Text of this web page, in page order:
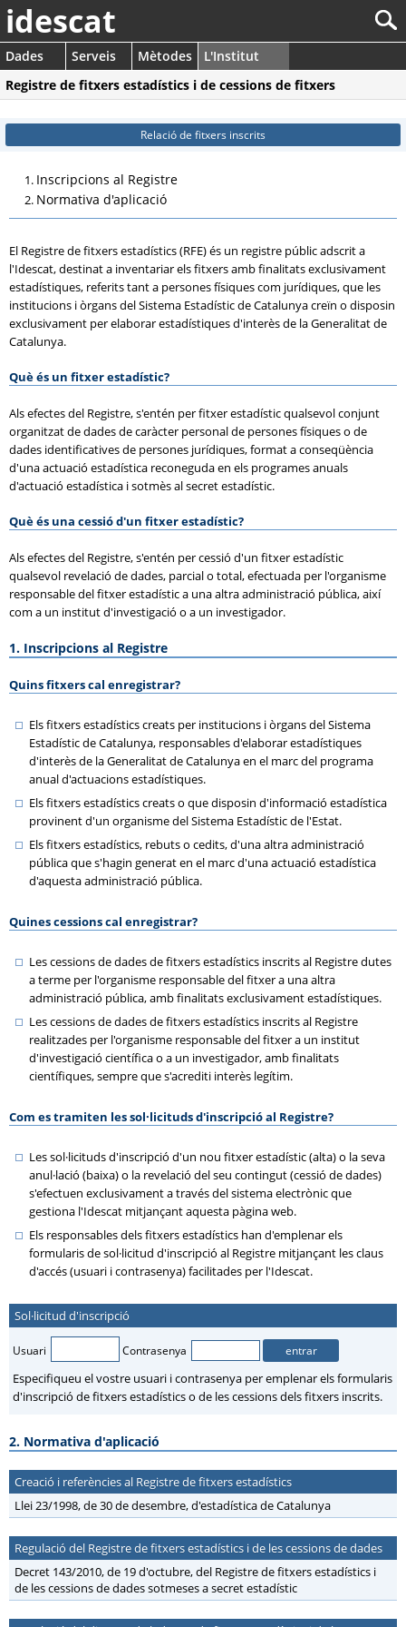
idescat
Dades Serveis Mètodes
L'Institut
Registre de fitxers estadístics i de cessions de fitxers
Relació de fitxers inscrits
Inscripcions al Registre
Normativa d'aplicació
El Registre de fitxers estadístics (RFE) és un registre públic adscrit a
l'Idescat, destinat a inventariar els fitxers amb finalitats exclusivament
estadístiques, referits tant a persones físiques com jurídiques, que les
institucions i òrgans del Sistema Estadístic de Catalunya creïn o disposin
exclusivament per elaborar estadístiques d'interès de la Generalitat de
Catalunya.
Què és un fitxer estadístic?
Als efectes del Registre, s'entén per fitxer estadístic qualsevol conjunt
organitzat de dades de caràcter personal de persones físiques o de
dades identificatives de persones jurídiques, format a conseqüència
d'una actuació estadística reconeguda en els programes anuals
d'actuació estadística i sotmès al secret estadístic.
Què és una cessió d'un fitxer estadístic?
Als efectes del Registre, s'entén per cessió d'un fitxer estadístic
qualsevol revelació de dades, parcial o total, efectuada per l'organisme
responsable del fitxer estadístic a una altra administració pública, així
com a un institut d'investigació o a un investigador.
1. Inscripcions al Registre
Quins fitxers cal enregistrar?
Els fitxers estadístics creats per institucions i òrgans del Sistema
Estadístic de Catalunya, responsables d'elaborar estadístiques
d'interès de la Generalitat de Catalunya en el marc del programa
anual d'actuacions estadístiques.
Els fitxers estadístics creats o que disposin d'informació estadística
provinent d'un organisme del Sistema Estadístic de l'Estat.
Els fitxers estadístics, rebuts o cedits, d'una altra administració
pública que s'hagin generat en el marc d'una actuació estadística
d'aquesta administració pública.
Quines cessions cal enregistrar?
Les cessions de dades de fitxers estadístics inscrits al Registre dutes
a terme per l'organisme responsable del fitxer a una altra
administració pública, amb finalitats exclusivament estadístiques.
Les cessions de dades de fitxers estadístics inscrits al Registre
realitzades per l'organisme responsable del fitxer a un institut
d'investigació científica o a un investigador, amb finalitats
científiques, sempre que s'acrediti interès legítim.
Com es tramiten les sol·licituds d'inscripció al Registre?
Les sol·licituds d'inscripció d'un nou fitxer estadístic (alta) o la seva
anul·lació (baixa) o la revelació del seu contingut (cessió de dades)
s'efectuen exclusivament a través del sistema electrònic que
gestiona l'Idescat mitjançant aquesta pàgina web.
Els responsables dels fitxers estadístics han d'emplenar els
formularis de sol·licitud d'inscripció al Registre mitjançant les claus
d'accés (usuari i contrasenya) facilitades per l'Idescat.
Sol·licitud d'inscripció
Usuari Contrasenya
Especifiqueu el vostre usuari i contrasenya per emplenar els formularis
d'inscripció de fitxers estadístics o de les cessions dels fitxers inscrits.
2. Normativa d'aplicació
Creació i referències al Registre de fitxers estadístics
Llei 23/1998, de 30 de desembre, d'estadística de Catalunya
Regulació del Registre de fitxers estadístics i de les cessions de dades
Decret 143/2010, de 19 d'octubre, del Registre de fitxers estadístics i
de les cessions de dades sotmeses a secret estadístic